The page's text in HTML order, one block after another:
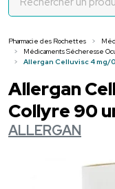
Pharmacie des Rochettes
Médicaments Sécheresse
Allergan Celluvisc 4 mg/
Allergan
Collyre 90
ALLERGAN